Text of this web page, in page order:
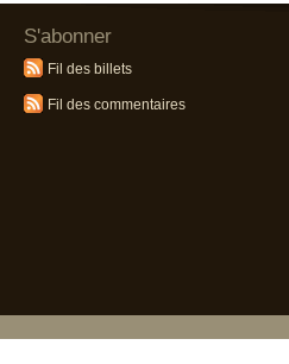
S'abonner
Fil des billets
Fil des commentaires